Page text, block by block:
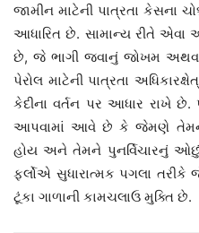
જામીન માટેની પાત્રતા કેસના
આધારિત છે. સામાન્ય રીતે
છે, જે ભાગી જવાનું જોખમ
પેરોલ માટેની પાત્રતા
કેદીના વર્તન પર આધાર રાખે
આપવામાં આવે છે કે જેમણે
હોય અને તેમને પુનર્વિચારનું
ફર્લોએ સુધારાત્મક પગલા તરીકે
ટૂંકા ગાળાની કામચલાઉ મુક્તિ છે.